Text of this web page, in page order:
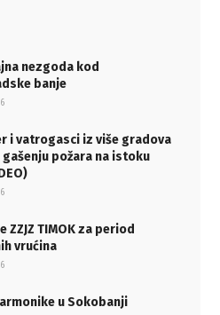
nezgoda kod
banje
i vatrogasci iz više gradova
gašenju požara na istoku
ZZJZ TIMOK za period
vrućina
u Sokobanji